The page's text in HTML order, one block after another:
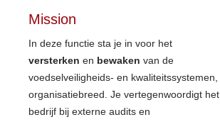
Mission
In deze functie sta je in voor het
versterken en bewaken van de
voedselveiligheids- en kwaliteitssystemen,
organisatiebreed. Je vertegenwoordigt het
bedrijf bij externe audits en